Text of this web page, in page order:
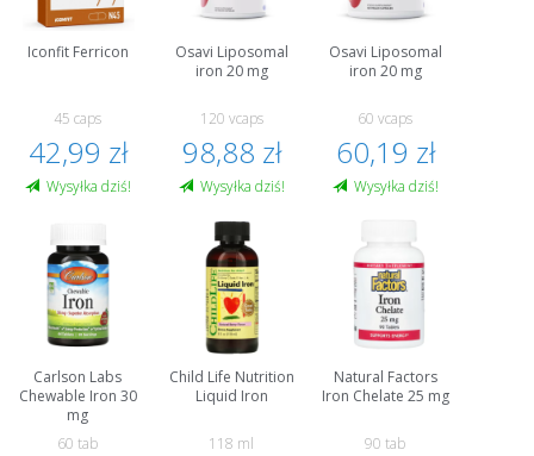
Iconfit Ferricon
45 caps
42,99 zł
Wysyłka dziś!
Osavi Liposomal
iron 20 mg
120 vcaps
98,88 zł
Wysyłka dziś!
Osavi Liposomal
iron 20 mg
60 vcaps
60,19 zł
Wysyłka dziś!
Carlson Labs
Chewable Iron 30
mg
60 tab
Child Life Nutrition
Liquid Iron
118 ml
Natural Factors
Iron Chelate 25 mg
90 tab